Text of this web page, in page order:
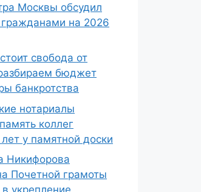
Москвы обсудил
гражданами на 2026
свобода от
бюджет
банкротства
нотариалы
коллег
у памятной доски
Никифорова
Почетной грамоты